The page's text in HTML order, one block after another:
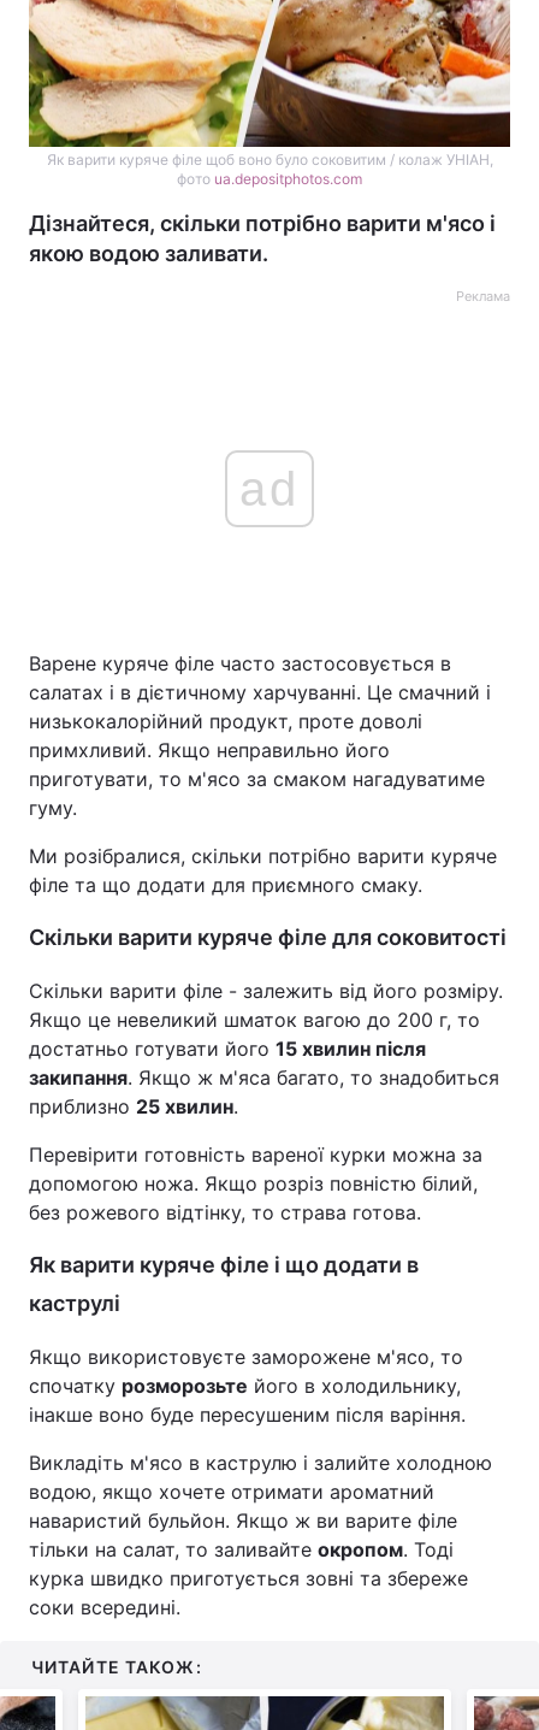
Як варити куряче філе щоб воно було соковитим / колаж УНІАН,
фото ua.depositphotos.com
Дізнайтеся, скільки потрібно варити м'ясо і
якою водою заливати.
Реклама
ad
Варене куряче філе часто застосовується в
салатах і в дієтичному харчуванні. Це смачний і
низькокалорійний продукт, проте доволі
примхливий. Якщо неправильно його
приготувати, то м'ясо за смаком нагадуватиме
гуму.
Ми розібралися, скільки потрібно варити куряче
філе та що додати для приємного смаку.
Скільки варити куряче філе для соковитості
Скільки варити філе - залежить від його розміру.
Якщо це невеликий шматок вагою до 200 г, то
достатньо готувати його 15 хвилин після
закипання. Якщо ж м'яса багато, то знадобиться
приблизно 25 хвилин.
Перевірити готовність вареної курки можна за
допомогою ножа. Якщо розріз повністю білий,
без рожевого відтінку, то страва готова.
Як варити куряче філе і що додати в
каструлі
Якщо використовуєте заморожене м'ясо, то
спочатку розморозьте його в холодильнику,
інакше воно буде пересушеним після варіння.
Викладіть м'ясо в каструлю і залийте холодною
водою, якщо хочете отримати ароматний
наваристий бульйон. Якщо ж ви варите філе
тільки на салат, то заливайте окропом. Тоді
курка швидко приготується зовні та збереже
соки всередині.
ЧИТАЙТЕ ТАКОЖ: